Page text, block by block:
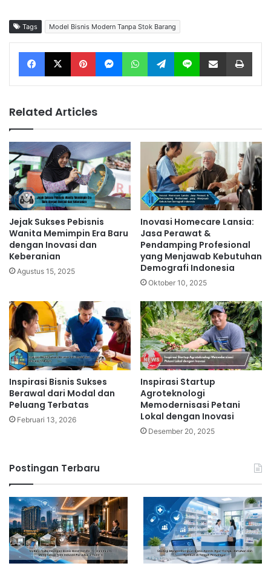
Tags Model Bisnis Modern Tanpa Stok Barang
Facebook X Pinterest Messenger WhatsApp Telegram Line Share via Email
Related Articles
Jejak Sukses Pebisnis
Wanita Memimpin Era Baru
dengan Inovasi dan
Keberanian
Agustus 15, 2025
Inovasi Homecare Lansia:
Jasa Perawat &
Pendamping Profesional
yang Menjawab Kebutuhan
Demografi Indonesia
Oktober 10, 2025
Inspirasi Bisnis Sukses
Berawal dari Modal dan
Peluang Terbatas
Februari 13, 2026
Inspirasi Startup
Agroteknologi
Memodernisasi Petani
Lokal dengan Inovasi
Desember 20, 2025
Postingan Terbaru